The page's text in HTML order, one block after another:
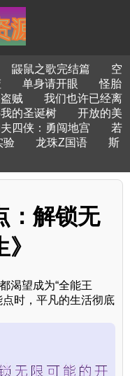
鼹鼠之歌完结篇
空
单身请开眼
怪胎
贼
我们也许已经离
的圣诞树
开放的美
四侠：勇闯地宫
若
验 龙珠Z国语
斯
：解锁无
渴望成为“全能王
时，平凡的生活彻底